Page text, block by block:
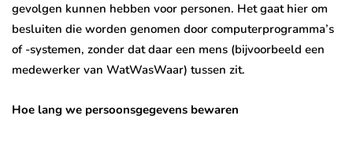
gevolgen kunnen hebben voor personen. Het gaat hier om
besluiten die worden genomen door computerprogramma’s
of -systemen, zonder dat daar een mens (bijvoorbeeld een
medewerker van WatWasWaar) tussen zit.
Hoe lang we persoonsgegevens bewaren